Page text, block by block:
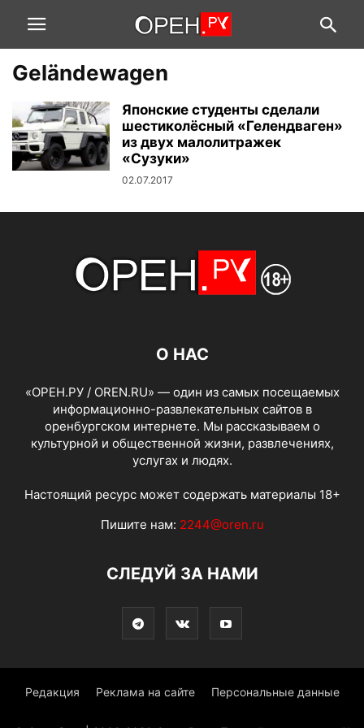
Geländewagen
Японские студенты сделали
шестиколёсный «Гелендваген»
из двух малолитражек
«Сузуки»
02.07.2017
О НАС
«ОРЕН.РУ / OREN.RU» — один из самых посещаемых
информационно-развлекательных сайтов в
оренбургском интернете. Мы рассказываем о
культурной и общественной жизни, развлечениях,
услугах и людях.
Настоящий ресурс может содержать материалы 18+
Пишите нам: 2244@oren.ru
СЛЕДУЙ ЗА НАМИ
Редакция Реклама на сайте Персональные данные